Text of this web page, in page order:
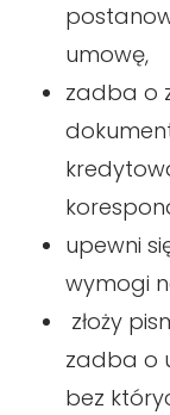
umowę,
zadba o
upewni
wymogi
złoży
zadba o
bez